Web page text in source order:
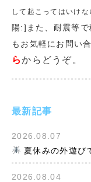
最新記事
2026.08.07
夏休みの外遊び
2026.08.04
して起こってはいけ
陽:]また、耐震等
もお気軽にお問い
らからどうぞ。